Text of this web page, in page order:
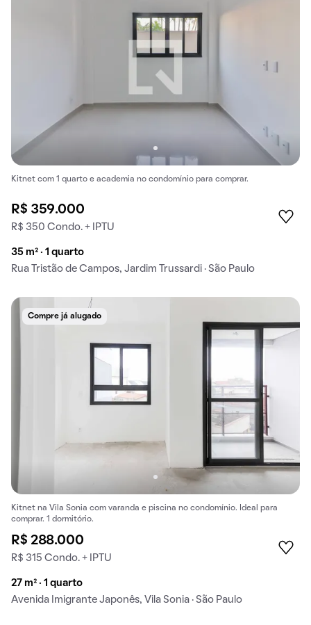
Kitnet com 1 quarto e academia no condomínio para comprar.
R$ 359.000
R$ 350 Condo. + IPTU
35 m² · 1 quarto
Rua Tristão de Campos, Jardim Trussardi · São Paulo
Compre já alugado
Kitnet na Vila Sonia com varanda e piscina no condomínio. Ideal para
comprar. 1 dormitório.
R$ 288.000
R$ 315 Condo. + IPTU
27 m² · 1 quarto
Avenida Imigrante Japonês, Vila Sonia · São Paulo